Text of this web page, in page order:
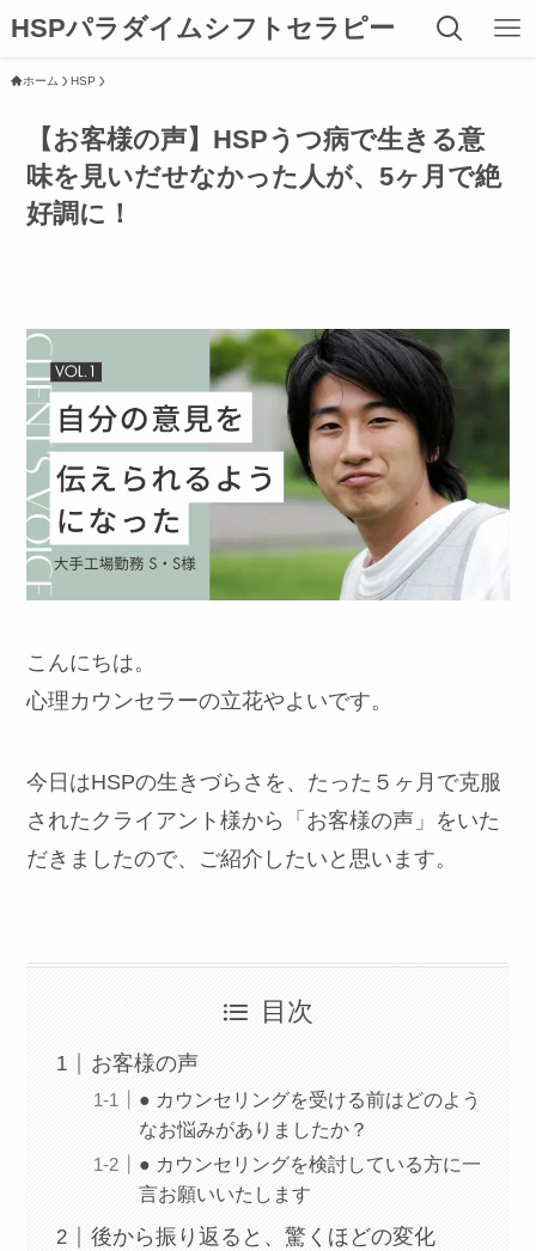
HSPパラダイムシフトセラピー
ホーム HSP
【お客様の声】HSPうつ病で生きる意
味を見いだせなかった人が、5ヶ月で絶
好調に！
こんにちは。
心理カウンセラーの立花やよいです。
今日はHSPの生きづらさを、たった５ヶ月で克服
されたクライアント様から「お客様の声」をいた
だきましたので、ご紹介したいと思います。
目次
お客様の声
● カウンセリングを受ける前はどのよう
なお悩みがありましたか？
● カウンセリングを検討している方に一
言お願いいたします
後から振り返ると、驚くほどの変化